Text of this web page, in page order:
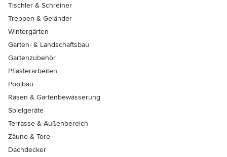
Tischler & Schreiner
Treppen & Geländer
Wintergärten
Garten- & Landschaftsbau
Gartenzubehör
Pflasterarbeiten
Poolbau
Rasen & Gartenbewässerung
Spielgeräte
Terrasse & Außenbereich
Zäune & Tore
Dachdecker